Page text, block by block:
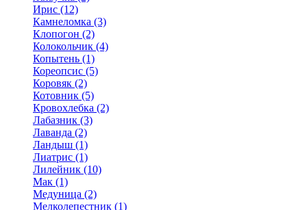
Ирис (12)
Камнеломка (3)
Клопогон (2)
Колокольчик (4)
Копытень (1)
Кореопсис (5)
Коровяк (2)
Котовник (5)
Кровохлебка (2)
Лабазник (3)
Лаванда (2)
Ландыш (1)
Лиатрис (1)
Лилейник (10)
Мак (1)
Медуница (2)
Мелколепестник (1)